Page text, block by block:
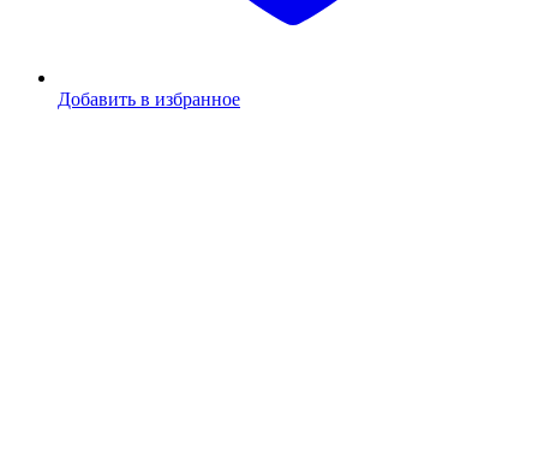
Добавить в избранное